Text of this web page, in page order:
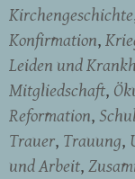
Kirchengeschichte
Konfirmation
Leiden und
Mitgliedschaft
Reformation
Trauer Trauung
und Arbeit